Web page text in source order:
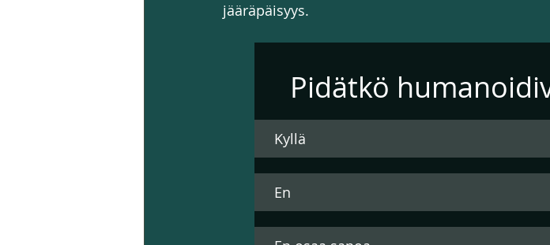
jääräpäisyys.
Pidätkö
Kyllä
En